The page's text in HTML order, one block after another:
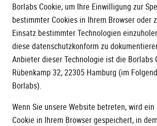
Borlabs Cookie, um Ihre Einwilligung zur
bestimmter Cookies in Ihrem Browser oder
Einsatz bestimmter Technologien
diese datenschutzkonform zu
Anbieter dieser Technologie ist die Borlabs
Rübenkamp 32, 22305 Hamburg (im
Borlabs).
Wenn Sie unsere Website betreten, wird ein
Cookie in Ihrem Browser gespeichert, in